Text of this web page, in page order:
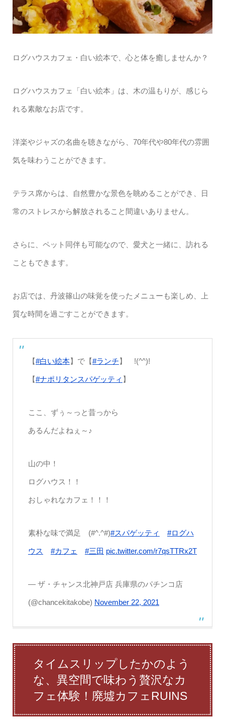
ログハウスカフェ・白い絵本で、心と体を癒しませんか？
ログハウスカフェ「白い絵本」は、木の温もりが、感じら
れる素敵なお店です。
洋楽やジャズの名曲を聴きながら、70年代や80年代の雰囲
気を味わうことができます。
テラス席からは、自然豊かな景色を眺めることができ、日
常のストレスから解放されること間違いありません。
さらに、ペット同伴も可能なので、愛犬と一緒に、訪れる
こともできます。
お店では、丹波篠山の味覚を使ったメニューも楽しめ、上
質な時間を過ごすことができます。
【#白い絵本】で【#ランチ】 !(^^)!
【#ナポリタンスパゲッティ 】
ここ、ずぅ～っと昔っから
あるんだよねぇ～♪
山の中！
ログハウス！！
おしゃれなカフェ！！！
素朴な味で満足 (#^.^#)#スパゲッティ #ログハ
ウス #カフェ #三田 pic.twitter.com/r7qsTTRx2T
— ザ・チャンス北神戸店 兵庫県のパチンコ店
(@chancekitakobe) November 22, 2021
タイムスリップしたかのよう
な、異空間で味わう贅沢なカ
フェ体験！廃墟カフェRUINS